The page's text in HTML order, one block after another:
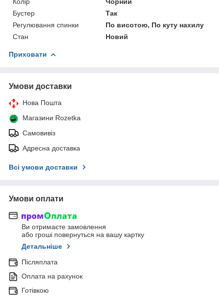
Бустер
Так
Регулювання спинки
По висотою, По куту нахилу
Стан
Новий
Приховати
Умови доставки
Нова Пошта
Магазини Rozetka
Самовивіз
Адресна доставка
Всі умови доставки
Умови оплати
Ви отримаєте замовлення
або гроші повернуться на вашу картку
Детальніше
Післяплата
Оплата на рахунок
Готівкою